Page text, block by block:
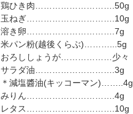
鶏ひき肉……………………….50g
玉ねぎ………………………….10g
溶き卵………………………….7g
米パン粉(越後くらぶ)………...5g
おろししょうが………………少々
サラダ油……………………….3g
＊減塩醬油(キッコーマン)……..4g
みりん………………………….4g
レタス………………………….10g